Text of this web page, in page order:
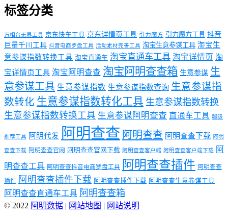
标签分类
万相台无界工具 京东快车工具 京东详情页工具 引力魔方 引力魔方工具 抖音
巨量千川工具 抖音电商罗盘工具 活动素材完善工具 淘宝生意参谋工具 淘宝生
意参谋指数转换工具 淘宝直通车 淘宝直通车工具 淘宝详情页 淘
宝详情页工具 淘宝阿明查查 淘宝阿明查查箱 生意参谋 生
意参谋工具 生意参谋指数 生意参谋指数查询 生意参谋指
数转化 生意参谋指数转化工具 生意参谋指数转换
生意参谋指数转换工具 生意参谋阿明查查 直通车工具 超级
推荐工具 阿明代发 阿明查查 阿明查查 阿明查查下载 阿明
查查下载 阿明查查官网 阿明查查官网下载 阿明查查客户端 阿明查查客户端下载
阿
明查查工具 阿明查查抖音电商罗盘工具 阿明查查插件 阿明查查
插件 阿明查查插件下载 阿明查查插件下载 阿明查查生意参谋工具
阿明查查直通车工具 阿明查查箱
© 2022 阿明数据 | 网站地图 | 网站说明